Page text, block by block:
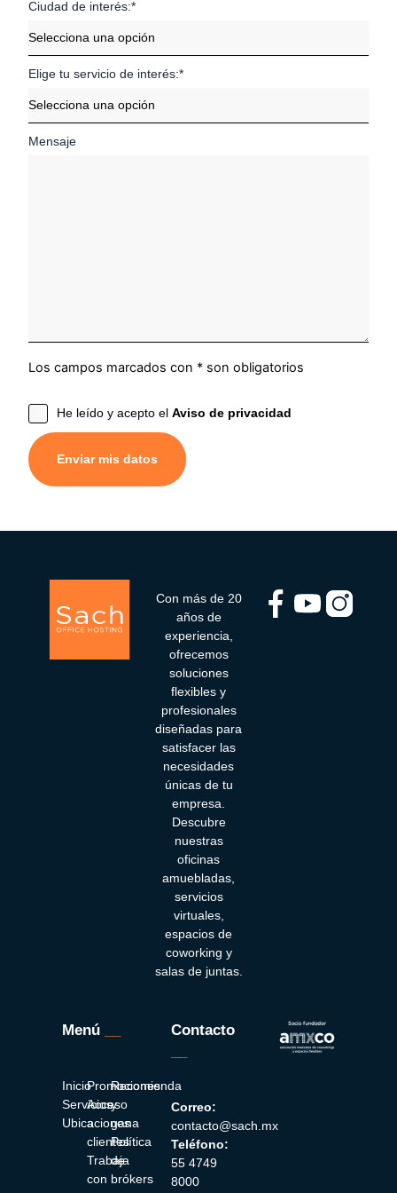
Ciudad de interés:*
Elige tu servicio de interés:*
Mensaje
Los campos marcados con * son obligatorios
He leído y acepto el Aviso de privacidad
Con más de 20
años de
experiencia,
ofrecemos
soluciones
flexibles y
profesionales
diseñadas para
satisfacer las
necesidades
únicas de tu
empresa.
Descubre
nuestras
oficinas
amuebladas,
servicios
virtuales,
espacios de
coworking y
salas de juntas.
Menú
Inicio
Servicios
Ubicaciones
Promociones
Acceso
a
clientes
Trabaja
con
Recomienda
y
gana
Política
de
brókers
Contacto
Correo:
contacto@sach.mx
Teléfono:
55 4749
8000